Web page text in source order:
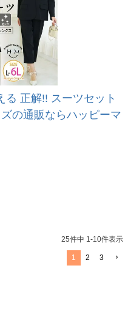
る 正解!! スーツセット
の通販ならハッピーマ
25件中 1-10件表示
1 2 3